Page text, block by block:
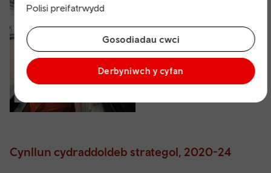
Polisi preifatrwydd
Gosodiadau cwci
Derbyniwch y cyfan
Cynllun cydraddoldeb strategol, 2020-24